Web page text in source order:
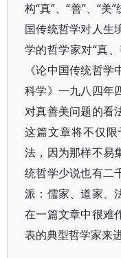
构“真”、“善”、“
国传统哲学对人生
学的哲学家对“真
《论中国传统哲
科学》一九八四年
对真善美问题的看
这篇文章将不仅
法，因为那样不易
统哲学少说也有二
派：儒家、道家、
在一篇文章中很难
表的典型哲学家来